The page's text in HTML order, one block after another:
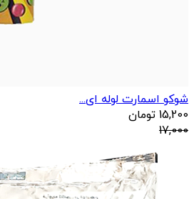
شوکو اسمارت لوله ای...
15,200 تومان
17,000